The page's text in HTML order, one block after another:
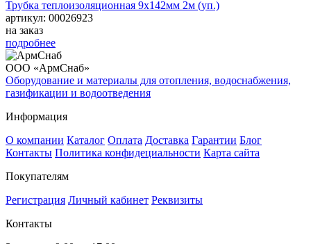
Трубка теплоизоляционная 9х142мм 2м (уп.)
артикул: 00026923
на заказ
подробнее
ООО «АрмСнаб»
Оборудование и материалы для отопления, водоснабжения,
газификации и водоотведения
Информация
О компании Каталог Оплата Доставка Гарантии Блог
Контакты Политика конфидециальности Карта сайта
Покупателям
Регистрация Личный кабинет Реквизиты
Контакты